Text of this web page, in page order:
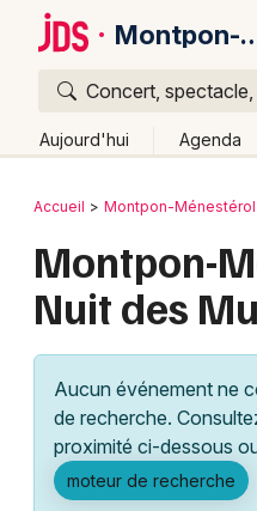
Montpon-
Concert,
Aujourd'hui Agenda
Publier un
Grands événements
Activité & Expérience
Manifestations
Bordeaux
Colmar
Lille
Lyon
Marseille
Mulhouse
Retour
Accueil Montpon-Ménestérol
Montpon-
Nuit des
Aucun événement ne
de recherche.
proximité ci-dessous
moteur de recherche
Quoi ?
Où ?
Aquitaine
Partout Près
Quand ?
Aujourd'hui
Demain